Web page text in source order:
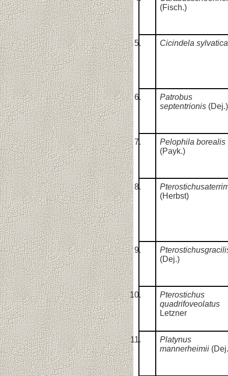
(Fisch.)
Cicindela sylvatica
Patrobus
septentrionis (Dej.)
Pelophila borealis
(Payk.)
(Herbst)
(Dej.)
Pterostichus
quadrifoveolatus
Letzner
Platynus
mannerheimii